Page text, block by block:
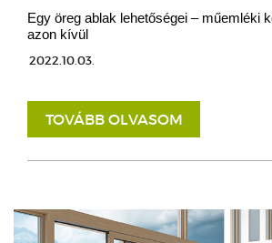
Egy öreg ablak lehetőségei – műemléki
azon kívül
2022.10.03.
TOVÁBB OLVASOM